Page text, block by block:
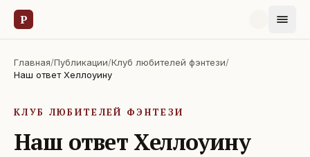
Р
Главная/Публикации/Клуб любителей фэнтези/
Наш ответ Хеллоуину
КЛУБ ЛЮБИТЕЛЕЙ ФЭНТЕЗИ
Наш ответ Хеллоуину